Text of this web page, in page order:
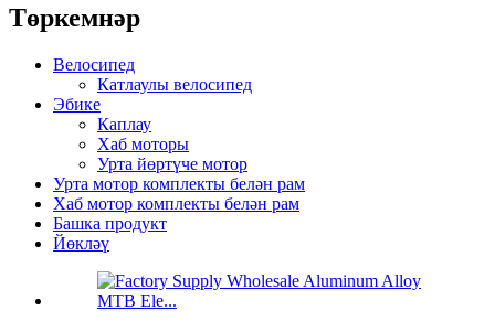
Төркемнәр
Велосипед
Катлаулы велосипед
Эбике
Каплау
Хаб моторы
Урта йөртүче мотор
Урта мотор комплекты белән рам
Хаб мотор комплекты белән рам
Башка продукт
Йөкләү